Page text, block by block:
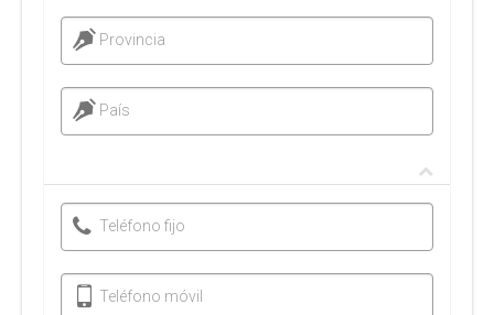
Provincia
País
Teléfono fijo
Teléfono móvil